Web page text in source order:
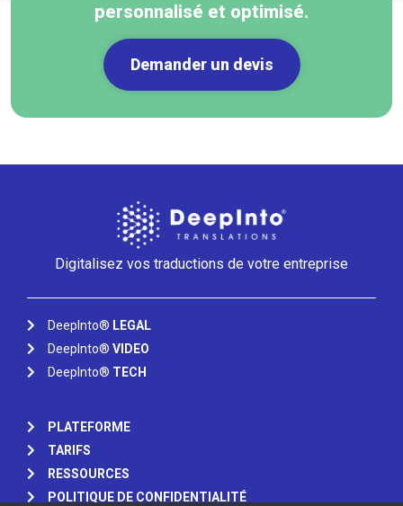
personnalisé et optimisé.
Demander un devis
Digitalisez vos traductions de votre entreprise
DeepInto® LEGAL
DeepInto® VIDEO
DeepInto® TECH
PLATEFORME
TARIFS
RESSOURCES
POLITIQUE DE CONFIDENTIALITÉ